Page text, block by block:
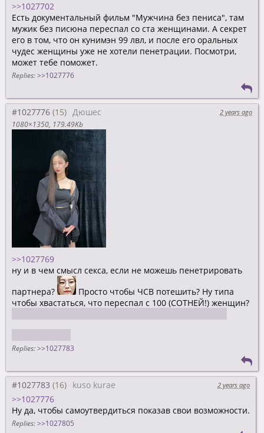
>>1027702
Есть документальный фильм "Мужчина без пениса", там
мужик без писюна переспал со ста женщинами. А секрет
его в том, что он кунимэн 99 лвл, и после его оральных
чудес женщины уже не хотели пенетрации. Посмотри,
может тебе поможет.
Replies: >>1027776
#1027776 Дюшес
2 years ago
1080×1350 179.49Kb
>>1027769
ну и в чем смысл секса, если не можешь пенетрировать
партнера?
Просто чтобы ЧСВ потешить? Ну типа
чтобы хвастаться, что переспал с 100 (СОТНЕЙ!) женщин?
Replies: >>1027783
#1027783 kuso kurae 2 years ago
>>1027776
Ну да, чтобы самоутвердиться показав свои возможности.
Replies: >>1027805